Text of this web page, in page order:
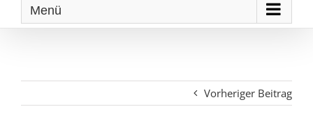
Menü
Vorheriger Beitrag